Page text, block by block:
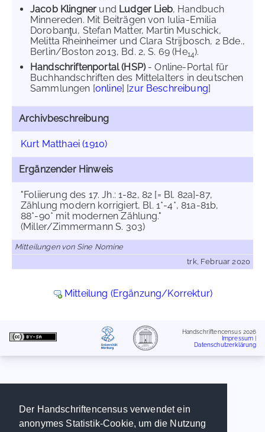
Der Handschriftencensus verwendet ein
anonymes Statistik-Cookie, um die Nutzung
Jacob Klingner und Ludger Lieb, Handbuch
Minnereden. Mit Beiträgen von Iulia-Emilia
Dorobanţu, Stefan Matter, Martin Muschick,
Melitta Rheinheimer und Clara Strijbosch, 2 Bde.,
Berlin/Boston 2013, Bd. 2, S. 69 (He14).
Handschriftenportal (HSP)- Online-Portal für
Buchhandschriften des Mittelalters in deutschen
Sammlungen [online] [zur Beschreibung]
Archivbeschreibung
Kurt Matthaei (1910)
Ergänzender Hinweis
"Foliierung des 17. Jh.: 1-82, 82 [= Bl. 82a]-87,
Zählung modern korrigiert, Bl. 1*-4*, 81a-81b,
88*-90* mit modernen Zählung."
(Miller/Zimmermann S. 303)
Mitteilungen von Sine Nomine
trk, Februar 2020
Mitteilung (Ergänzung/Korrektur)
Handschriftencensus 2026
Impressum
Datenschutzerklärung